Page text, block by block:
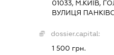
01033, М.КИЇВ,
ВУЛИЦЯ
dossier.capital:
1 500 грн.